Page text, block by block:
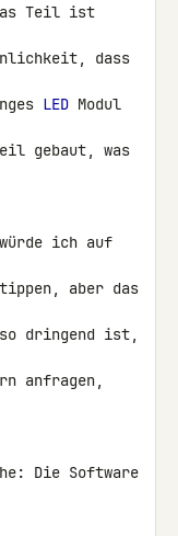
Teil ist
dass
LED Modul
gebaut, was
ich auf
aber das
dringend ist,
anfragen,
Die Software